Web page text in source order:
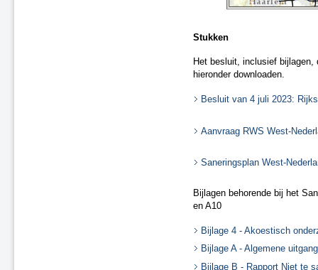
Stukken
Het besluit, inclusief
hieronder downloaden.
Besluit van 4 juli 2023:
Aanvraag RWS West-
Saneringsplan West-
Bijlagen behorende bij het
en A10
Bijlage 4 - Akoestisch
Bijlage A - Algemene
Bijlage B - Rapport Niet te